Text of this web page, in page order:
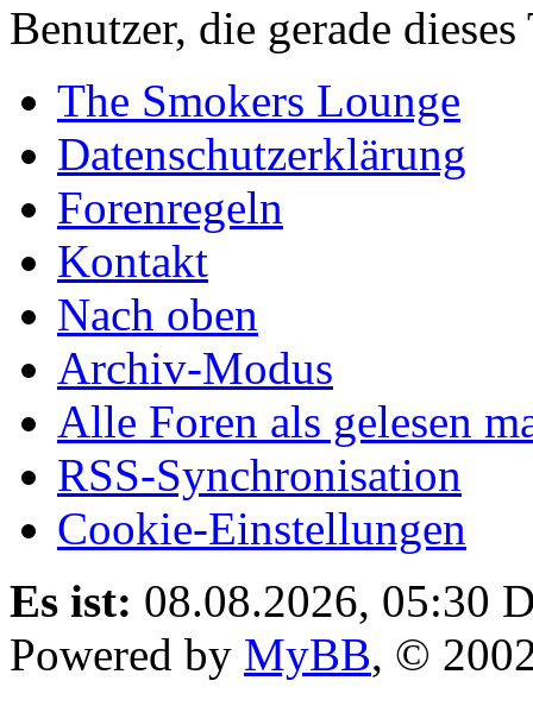
Benutzer, die gerade
The Smokers Lounge
Datenschutzerklärung
Forenregeln
Kontakt
Nach oben
Archiv-Modus
Alle Foren als gelesen
RSS-Synchronisation
Cookie-Einstellungen
Es ist: 08.08.2026, 05:30
Powered by MyBB, ©